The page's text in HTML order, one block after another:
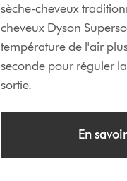
sèche-cheveux
cheveux Dyson
température de l'air
seconde pour réguler
sortie.
En